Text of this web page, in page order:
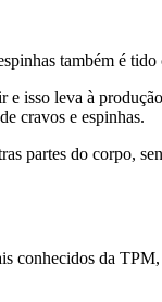
também é
isso leva à
cravos e espinhas.
partes do corpo,
conhecidos da